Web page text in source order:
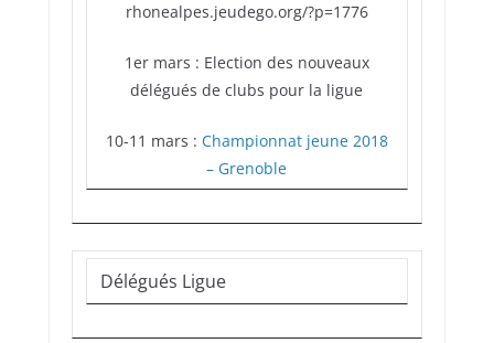
rhonealpes.jeudego.org/?p=1776
1er mars : Election des nouveaux
délégués de clubs pour la ligue
10-11 mars : Championnat jeune 2018
– Grenoble
Délégués Ligue